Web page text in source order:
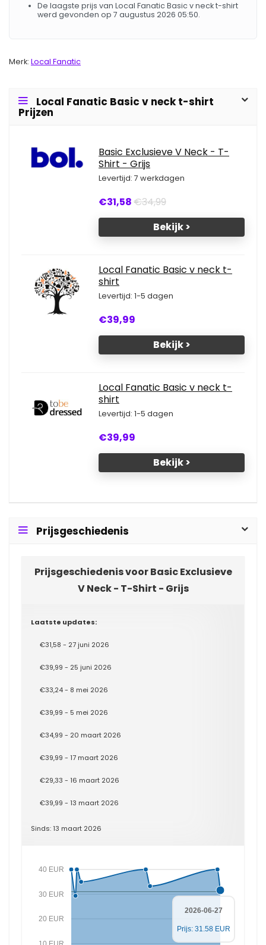
De laagste prijs van Local Fanatic Basic v neck t-shirt
werd gevonden op 7 augustus 2026 05:50.
Merk: Local Fanatic
Local Fanatic Basic v neck t-shirt
Prijzen
Basic Exclusieve V Neck - T-
Shirt - Grijs
Levertijd: 7 werkdagen
€31,58€34,99
Bekijk >
Local Fanatic Basic v neck t-
shirt
Levertijd: 1-5 dagen
€39,99
Bekijk >
Local Fanatic Basic v neck t-
shirt
Levertijd: 1-5 dagen
€39,99
Bekijk >
Prijsgeschiedenis
Prijsgeschiedenis voor Basic Exclusieve
V Neck - T-Shirt - Grijs
Laatste updates:
€31,58 - 27 juni 2026
€39,99 - 25 juni 2026
€33,24 - 8 mei 2026
€39,99 - 5 mei 2026
€34,99 - 20 maart 2026
€39,99 - 17 maart 2026
€29,33 - 16 maart 2026
€39,99 - 13 maart 2026
Sinds: 13 maart 2026
20 EUR
30 EUR
40 EUR
2026-06-27
Prijs: 31.58 EUR